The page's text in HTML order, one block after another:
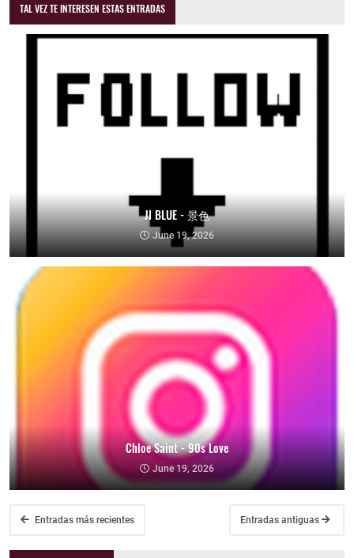
TAL VEZ TE INTERESEN ESTAS ENTRADAS
JI BLUE - 景色
June 19, 2026
Chloe Saint - 90s Love
June 19, 2026
Entradas más recientes Entradas antiguas